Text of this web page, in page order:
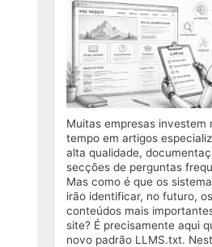
Muitas empresas investem
tempo em artigos
alta qualidade,
secções de perguntas
Mas como é que os
irão identificar, no futuro, os
conteúdos mais
site? É precisamente aqui
novo padrão LLMS.txt.